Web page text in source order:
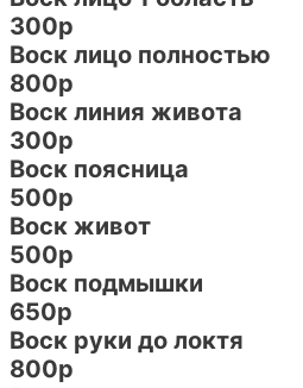
300р
Воск лицо полностью
800р
Воск линия живота
300р
Воск поясница
500р
Воск живот
500р
Воск подмышки
650р
Воск руки до локтя
800р